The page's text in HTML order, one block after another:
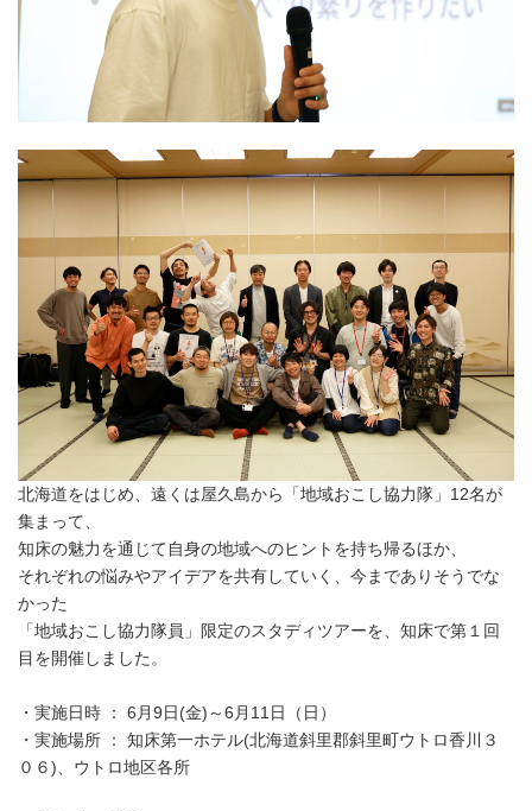
北海道をはじめ、遠くは屋久島から「地域おこし協力隊」12名が
集まって、
知床の魅力を通じて自身の地域へのヒントを持ち帰るほか、
それぞれの悩みやアイデアを共有していく、今までありそうでな
かった
「地域おこし協力隊員」限定のスタディツアーを、知床で第１回
目を開催しました。
・実施日時 ： 6月9日(金)～6月11日（日）
・実施場所 ： 知床第一ホテル(北海道斜里郡斜里町ウトロ香川３
０６)、ウトロ地区各所
English